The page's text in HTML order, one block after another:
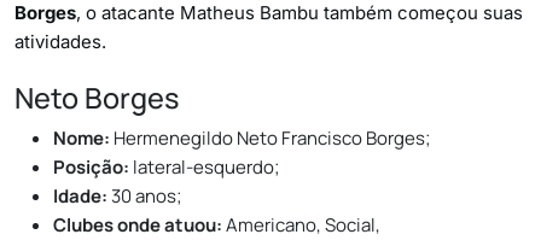
Borges, o atacante Matheus Bambu também começou suas
atividades.
Neto Borges
Nome: Hermenegildo Neto Francisco Borges;
Posição: lateral-esquerdo;
Idade: 30 anos;
Clubes onde atuou:Americano, Social,